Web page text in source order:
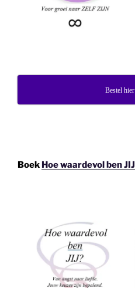
Bestel hier
Boek Hoe waardevol ben